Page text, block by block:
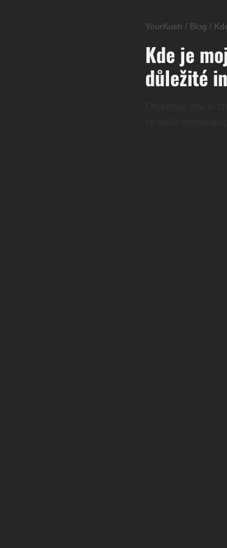
YourKush / Blog /
Kde je
důležité